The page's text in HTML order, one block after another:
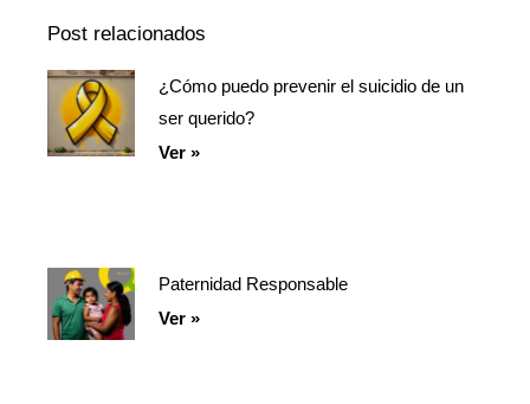
Pódcast
Post relacionados
¿Cómo puedo prevenir el suicidio de un
ser querido?
Ver »
Paternidad Responsable
Ver »
PáginaPáginaPágina